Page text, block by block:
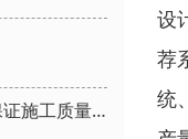
轻质隔墙板进行表面处理时，如何保证施工质量？
设
荐
统